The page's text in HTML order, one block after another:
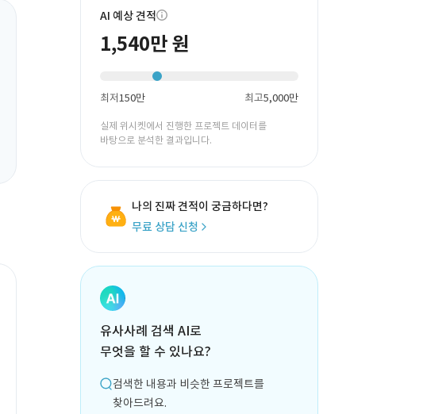
AI 예상 견적
1,540만 원
최저150만 최고5,000만
실제 위시켓에서 진행한 프로젝트 데이터를
바탕으로 분석한 결과입니다.
나의 진짜 견적이 궁금하다면?
무료 상담 신청
유사사례 검색 AI로
무엇을 할 수 있나요?
검색한 내용과 비슷한 프로젝트를
찾아드려요.